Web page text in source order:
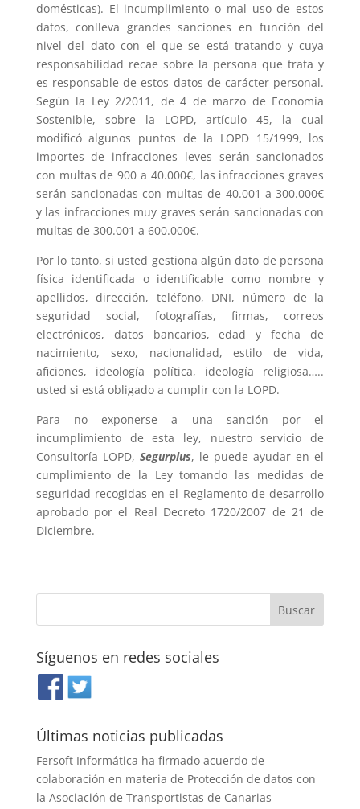
domésticas). El incumplimiento o mal uso de estos
datos, conlleva grandes sanciones en función del
nivel del dato con el que se está tratando y cuya
responsabilidad recae sobre la persona que trata y
es responsable de estos datos de carácter personal.
Según la Ley 2/2011, de 4 de marzo de Economía
Sostenible, sobre la LOPD, artículo 45, la cual
modificó algunos puntos de la LOPD 15/1999, los
importes de infracciones leves serán sancionados
con multas de 900 a 40.000€, las infracciones graves
serán sancionadas con multas de 40.001 a 300.000€
y las infracciones muy graves serán sancionadas con
multas de 300.001 a 600.000€.
Por lo tanto, si usted gestiona algún dato de persona
física identificada o identificable como nombre y
apellidos, dirección, teléfono, DNI, número de la
seguridad social, fotografías, firmas, correos
electrónicos, datos bancarios, edad y fecha de
nacimiento, sexo, nacionalidad, estilo de vida,
aficiones, ideología política, ideología religiosa…..
usted si está obligado a cumplir con la LOPD.
Para no exponerse a una sanción por el
incumplimiento de esta ley, nuestro servicio de
Consultoría LOPD, Segurplus, le puede ayudar en el
cumplimiento de la Ley tomando las medidas de
seguridad recogidas en el Reglamento de desarrollo
aprobado por el Real Decreto 1720/2007 de 21 de
Diciembre.
Síguenos en redes sociales
Últimas noticias publicadas
Fersoft Informática ha firmado acuerdo de
colaboración en materia de Protección de datos con
la Asociación de Transportistas de Canarias